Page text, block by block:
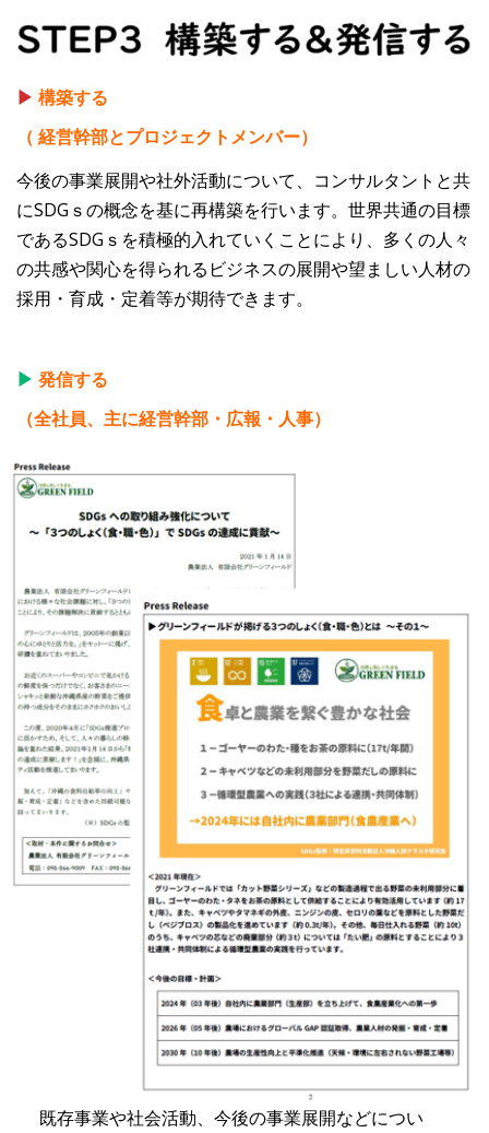
▶ 構築する
（ 経営幹部とプロジェクトメンバー）
今後の事業展開や社外活動について、コンサルタントと共
にSDGｓの概念を基に再構築を行います。世界共通の目標
であるSDGｓを積極的入れていくことにより、多くの人々
の共感や関心を得られるビジネスの展開や望ましい人材の
採用・育成・定着等が期待できます。
▶ 発信する
（全社員、主に経営幹部・広報・人事）
既存事業や社会活動、今後の事業展開などについ